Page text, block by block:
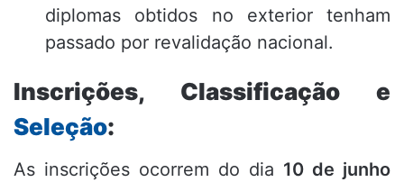
diplomas obtidos no exterior tenham
passado por revalidação nacional.
Inscrições, Classificação e
Seleção:
As inscrições ocorrem do dia 10 de junho